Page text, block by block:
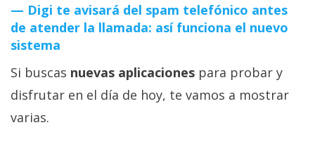
Digi te avisará del spam telefónico antes
de atender la llamada: así funciona el nuevo
sistema
Si buscas nuevas aplicaciones para probar y
disfrutar en el día de hoy, te vamos a mostrar
varias.